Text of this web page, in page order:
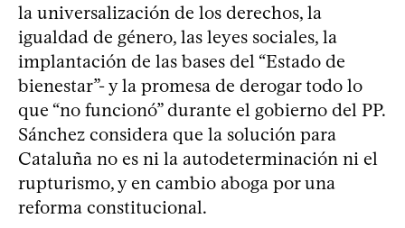
la universalización de los derechos, la
igualdad de género, las leyes sociales, la
implantación de las bases del “Estado de
bienestar”- y la promesa de derogar todo lo
que “no funcionó” durante el gobierno del PP.
Sánchez considera que la solución para
Cataluña no es ni la autodeterminación ni el
rupturismo, y en cambio aboga por una
reforma constitucional.